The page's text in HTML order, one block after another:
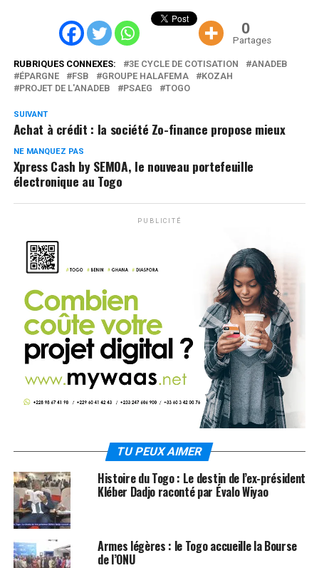
0
Partages
RUBRIQUES CONNEXES: 3E CYCLE DE COTISATION
ANADEB
ÉPARGNE
FSB GROUPE HALAFEMA
KOZAH
PROJET DE L'ANADEB
PSAEG TOGO
SUIVANT
Achat à crédit : la société Zo-finance propose mieux
NE MANQUEZ PAS
Xpress Cash by SEMOA, le nouveau portefeuille
électronique au Togo
PUBLICITÉ
TU PEUX AIMER
Histoire du Togo : Le destin de l’ex-président
Kléber Dadjo raconté par Évalo Wiyao
Armes légères : le Togo accueille la Bourse
de l’ONU